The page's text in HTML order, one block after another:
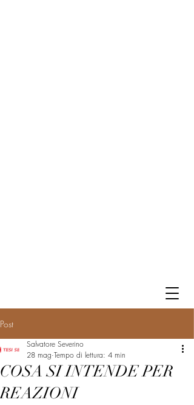
Post
COSA SI INTENDE PER
REAZIONI
Salvatore Severino
28 mag Tempo di lettura: 4 min